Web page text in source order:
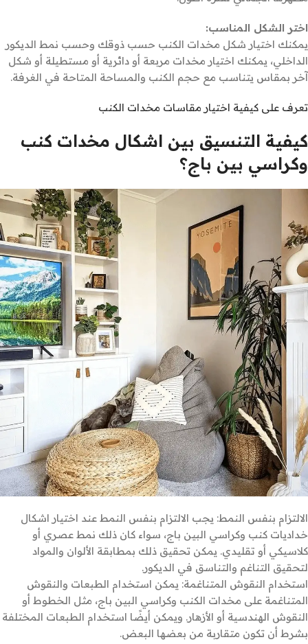
اختر الشكل المناسب:
يمكنك اختيار شكل مخدات الكنب حسب ذوقك وحسب نمط الديكور
الداخلي، يمكنك اختيار مخدات مربعة أو دائرية أو مستطيلة أو شكل
آخر بمقاس يتناسب مع حجم الكنب والمساحة المتاحة في الغرفة.
تعرف على كيفية اختيار مقاسات مخدات الكنب
كيفية التنسيق بين اشكال مخدات كنب
وكراسي بين باج؟
الالتزام بنفس النمط: يجب الالتزام بنفس النمط عند اختيار اشكال
خداديات كنب وكراسي البين باج، سواء كان ذلك نمط عصري أو
كلاسيكي أو تقليدي. يمكن تحقيق ذلك بمطابقة الألوان والمواد
لتحقيق التناغم والتناسق في الديكور.
استخدام النقوش المتناغمة: يمكن استخدام الطبعات والنقوش
المتناغمة على مخدات الكنب وكراسي البين باج، مثل الخطوط أو
النقوش الهندسية أو الأزهار. ويمكن أيضًا استخدام الطبعات المختلفة
بشرط أن تكون متقاربة من بعضها البعض.